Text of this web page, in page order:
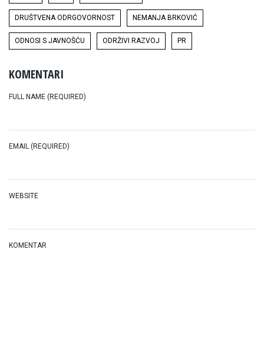
DRUŠTVENA ODRGOVORNOST NEMANJA BRKOVIĆ
ODNOSI S JAVNOŠĆU ODRŽIVI RAZVOJ PR
KOMENTARI
FULL NAME (REQUIRED)
EMAIL (REQUIRED)
WEBSITE
KOMENTAR